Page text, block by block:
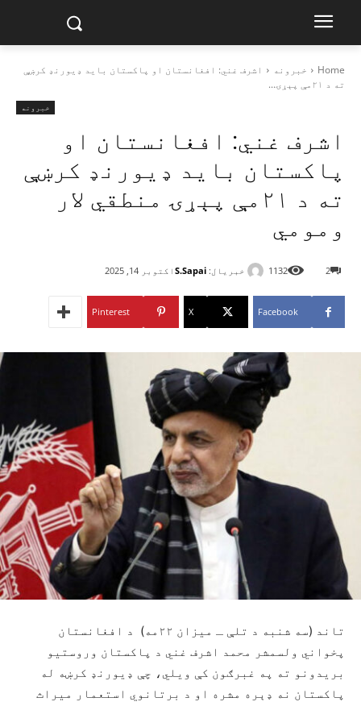
Home خبرونه
اشرف غني: افغانستان او پاکستان باید ډیورنډ کرښې
ته د ۲۱مې پېړۍ...
خبرونه
اشرف غني: افغانستان او
پاکستان باید ډیورنډ کرښې
ته د ۲۱مې پېړۍ منطقي لار
ومومي
خبریال: S.Sapai اکتوبر 14, 2025 2
1132
Facebook
X
Pinterest
تاند (سه شنبه د تلې ـ میزان ۲۲مه) د افغانستان
پخواني ولسمشر محمد اشرف غني د پاکستان وروستیو
بریدونو ته په غبرګون کې ویلي، چې ډیورنډ کرښه له
پاکستان نه ډېره مشره او د برتانوي استعمار میراث